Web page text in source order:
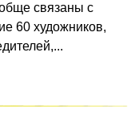
связаны с
60 художников,